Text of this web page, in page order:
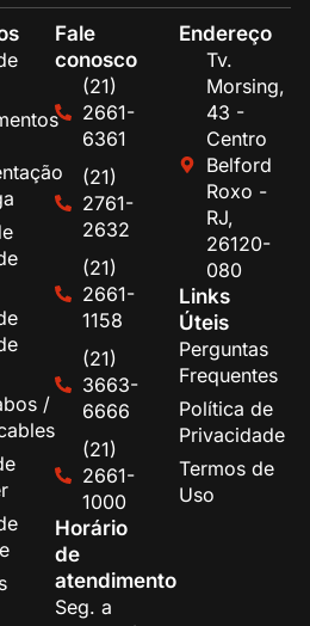
/
Fale
conosco
(21)
2661-
6361
(21)
2761-
2632
(21)
2661-
1158
(21)
3663-
6666
(21)
2661-
1000
Horário
de
atendimento
Seg. a
Endereço
Tv.
Morsing,
43 -
Centro
Belford
Roxo -
RJ,
26120-
080
Links
Úteis
Perguntas
Frequentes
Política de
Privacidade
Termos de
Uso